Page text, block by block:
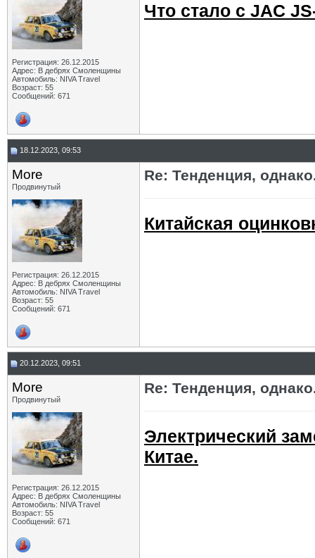
Регистрация: 26.12.2015
Адрес: В дебрях Смоленщины
Автомобиль: NIVA Travel
Возраст: 55
Сообщений: 671
Что стало с JAC
18.12.2023, 09:53
More
Продвинутый
Регистрация: 26.12.2015
Адрес: В дебрях Смоленщины
Автомобиль: NIVA Travel
Возраст: 55
Сообщений: 671
Re: Тенденция,
Китайская
20.12.2023, 09:51
More
Продвинутый
Регистрация: 26.12.2015
Адрес: В дебрях Смоленщины
Автомобиль: NIVA Travel
Возраст: 55
Сообщений: 671
Re: Тенденция,
Электрический
Китае.